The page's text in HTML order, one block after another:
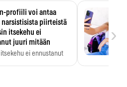
profiili voi antaa
piirteistä
itsekehu ei
juuri mitään
ei ennustanut
›